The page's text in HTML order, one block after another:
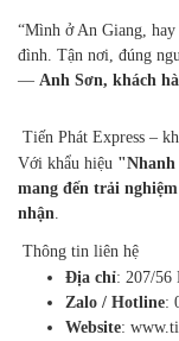
“Mình ở An Giang,
đình. Tận nơi, đúng
— Anh Sơn, khách
Tiến Phát Express –
Với khẩu hiệu "Nhanh
mang đến trải
nhận
Thông tin liên hệ
Địa chỉ: 207/56
Zalo / Hotline:
Website: